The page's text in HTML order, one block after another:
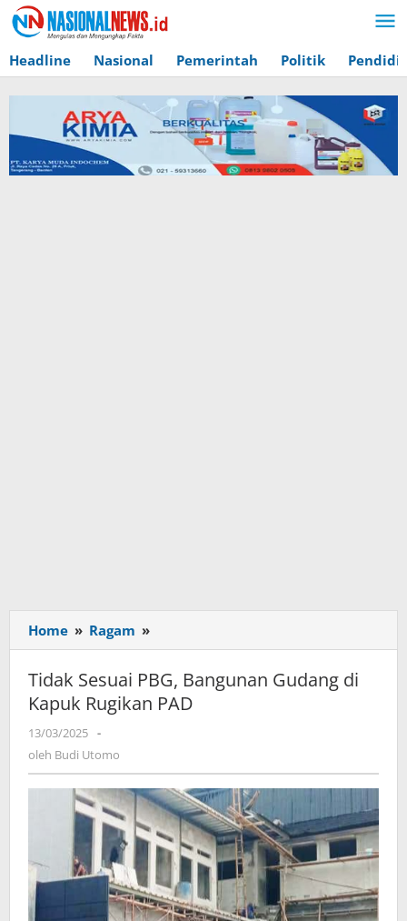
Lewati
ke
konten
Headline Nasional Pemerintah Politik
Home » Ragam »
Sesuai
PBG,
Bangunan
Gudang
Rugikan
PAD
Tidak Sesuai PBG, Bangunan Gudang di
Kapuk Rugikan PAD
13/03/2025 oleh
Budi
-
oleh Budi Utomo